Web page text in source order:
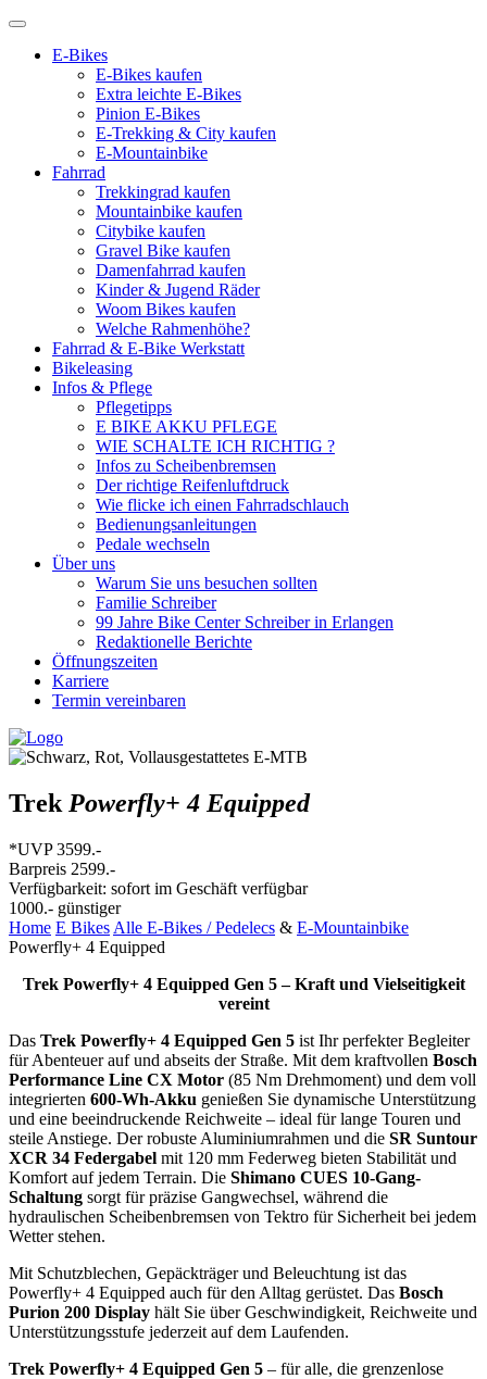
E-Bikes
E-Bikes kaufen
Extra leichte E-Bikes
Pinion E-Bikes
E-Trekking & City kaufen
E-Mountainbike
Fahrrad
Trekkingrad kaufen
Mountainbike kaufen
Citybike kaufen
Gravel Bike kaufen
Damenfahrrad kaufen
Kinder & Jugend Räder
Woom Bikes kaufen
Welche Rahmenhöhe?
Fahrrad & E-Bike Werkstatt
Bikeleasing
Infos & Pflege
Pflegetipps
E BIKE AKKU PFLEGE
WIE SCHALTE ICH RICHTIG ?
Infos zu Scheibenbremsen
Der richtige Reifenluftdruck
Wie flicke ich einen Fahrradschlauch
Bedienungsanleitungen
Pedale wechseln
Über uns
Warum Sie uns besuchen sollten
Familie Schreiber
99 Jahre Bike Center Schreiber in Erlangen
Redaktionelle Berichte
Öffnungszeiten
Karriere
Termin vereinbaren
Trek Powerfly+ 4 Equipped
*UVP3599.-
Barpreis 2599.-
Verfügbarkeit: sofort im Geschäft verfügbar
1000.- günstiger
Home E Bikes Alle E-Bikes / Pedelecs & E-Mountainbike
Powerfly+ 4 Equipped
Trek Powerfly+ 4 Equipped Gen 5 – Kraft und Vielseitigkeit
vereint
Das Trek Powerfly+ 4 Equipped Gen 5 ist Ihr perfekter Begleiter
für Abenteuer auf und abseits der Straße. Mit dem kraftvollen Bosch
Performance Line CX Motor (85 Nm Drehmoment) und dem voll
integrierten 600-Wh-Akku genießen Sie dynamische Unterstützung
und eine beeindruckende Reichweite – ideal für lange Touren und
steile Anstiege. Der robuste Aluminiumrahmen und die SR Suntour
XCR 34 Federgabel mit 120 mm Federweg bieten Stabilität und
Komfort auf jedem Terrain. Die Shimano CUES 10-Gang-
Schaltung sorgt für präzise Gangwechsel, während die
hydraulischen Scheibenbremsen von Tektro für Sicherheit bei jedem
Wetter stehen.
Mit Schutzblechen, Gepäckträger und Beleuchtung ist das
Powerfly+ 4 Equipped auch für den Alltag gerüstet. Das Bosch
Purion 200 Display hält Sie über Geschwindigkeit, Reichweite und
Unterstützungsstufe jederzeit auf dem Laufenden.
Trek Powerfly+ 4 Equipped Gen 5 – für alle, die grenzenlose